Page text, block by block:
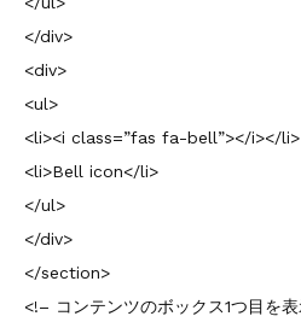
</div>
<div>
<ul>
<li><i class=”fas fa-bell”></i></li>
<li>Bell icon</li>
</ul>
</div>
</section>
<!– コンテンツのボックス1つ目を